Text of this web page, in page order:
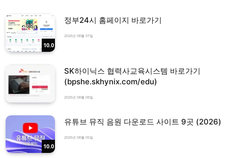
10.0
정부24시 홈페이지 바로가기
2026년 08월 07일
SK하이닉스 협력사교육시스템 바로가기
(bpshe.skhynix.com/edu)
2026년 08월 06일
10.0
유튜브 뮤직 음원 다운로드 사이트 9곳 (2026)
2026년 08월 05일